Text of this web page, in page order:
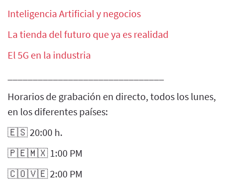
Inteligencia Artificial y negocios
La tienda del futuro que ya es realidad
El 5G en la industria
Horarios de grabación en directo, todos los lunes,
en los diferentes países:
🇪🇸 20:00 h.
🇵🇪🇲🇽 1:00 PM
🇨🇴🇻🇪 2:00 PM